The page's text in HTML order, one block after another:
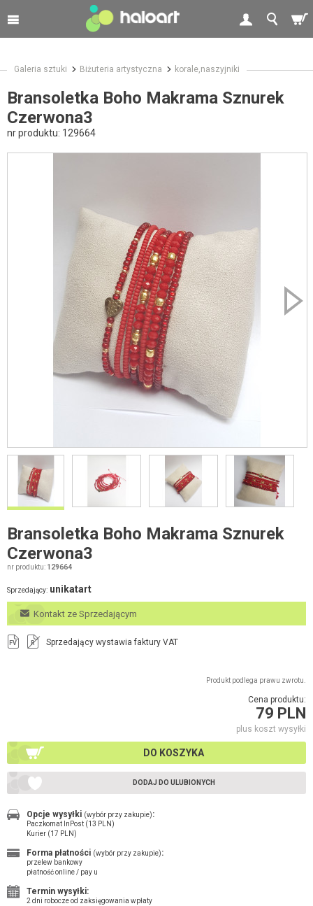
Galeria sztuki Biżuteria artystyczna korale,naszyjniki
Bransoletka Boho Makrama Sznurek
Czerwona3
nr produktu: 129664
Bransoletka Boho Makrama Sznurek
Czerwona3
nr produktu: 129664
Sprzedający: unikatart
Kontakt ze Sprzedającym
FV R Sprzedający wystawia faktury VAT
Produkt podlega prawu zwrotu.
Cena produktu:
79 PLN
plus koszt wysyłki
DO KOSZYKA
DODAJ DO ULUBIONYCH
Opcje wysyłki (wybór przy zakupie):
Paczkomat InPost (13 PLN)
Kurier (17 PLN)
Forma płatności (wybór przy zakupie):
przelew bankowy
płatność online / pay u
Termin wysyłki:
2 dni robocze od zaksięgowania wpłaty